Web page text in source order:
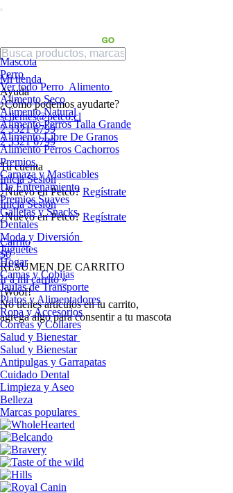
Mi tienda
Ayuda
¿Cómo podemos ayudarte?
sclientes@petco.cl
2 3321 6799
2 3321 6799
Tu cuenta
Inicia Sesión
¿Nuevo en Petco? Regístrate
Inicia Sesión
¿Nuevo en Petco? Regístrate
Carrito
$0
RESUMEN DE CARRITO
Ir a mi carrito »
¡Woof!
No tíenes artículos en tu carrito,
agrega algo para consentir a tu mascota
Mascota
Perro
Ver todo Perro Alimento
Alimento Seco
Alimento Natural
Alimento Perros Talla Grande
Alimento Libre De Granos
Alimento Perros Cachorros
Premios
Carnaza y Masticables
De Entrenamiento
Premios Suaves
Galletas y Snacks
Dentales
Moda y Diversión
Juguetes
Hogar
Camas y Cobijas
Jaulas de Transporte
Platos y Alimentadores
Ropa y Accesorios
Correas y Collares
Salud y Bienestar
Salud y Bienestar
Antipulgas y Garrapatas
Cuidado Dental
Limpieza y Aseo
Belleza
Marcas populares